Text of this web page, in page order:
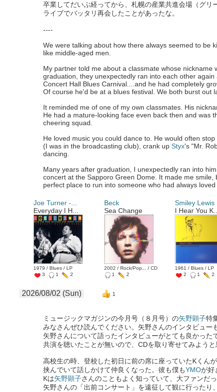
卒業してだいぶ経ってから、札幌の産業共進会場（グリ
ライブでバッタリ再会したことがあったな。
----
We were talking about how there always seemed to be
like middle-aged men.
My partner told me about a classmate whose nickname
graduation, they unexpectedly ran into each other
Concert Hall Blues Carnival....and he had completely
Of course he'd be at a blues festival. We both burst out
It reminded me of one of my own classmates. His
He had a mature-looking face even back then and was
cheering squad.
He loved music you could dance to. He would often
(I was in the broadcasting club), crank upStyx's "Mr.
dancing.
Many years after graduation, I unexpectedly ran into
concert at the Sapporo Green Dome. It made me smile,
perfect place to run into someone who had always
Joe Turner -...
Everyday I H...
1979 / Blues / LP
3
1 2
Beck
Sea Change
2002 / Rock/Pop... / CD
1
2
Smiley Lewis
I Hear You
1961 / Blues / LP
2
1 2
2026/08/02 (Sun) 1
ミュージックマガジンの今月号（８月号）の矢野顕子特
みなさんぜひ読んでください。矢野さんのインタビュー
矢野さんについて語ったインタビューがとても良かった
共演を聴いたことが無いので、CDを取り寄せてみよう
高校生の時、登校した初日に前の席に座っていたKくん
挟んでいて話しかけて仲良くなった。彼も僕もYMOが好
Kは矢野顕子さんのこともよく知っていて、大ファンだ
矢野さんの「出前コンサート」を遠征して観に行った